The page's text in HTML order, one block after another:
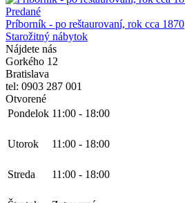
Predané
Príborník - po reštaurovaní, rok cca 1870
Starožitný nábytok
Nájdete nás
Gorkého 12
Bratislava
tel: 0903 287 001
Otvorené
Pondelok 11:00 - 18:00
Utorok 11:00 - 18:00
Streda 11:00 - 18:00